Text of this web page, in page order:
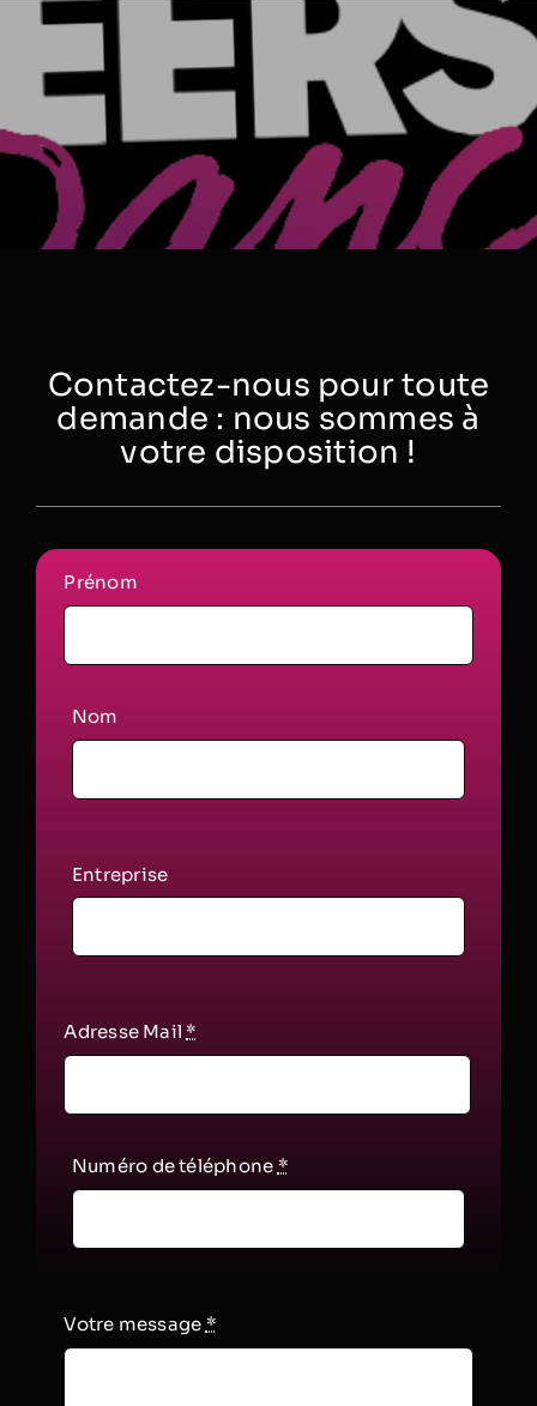
Contactez-nous pour toute
demande : nous sommes à
votre disposition !
Prénom
Nom
Entreprise
Adresse Mail *
Numéro de téléphone *
Votre message *